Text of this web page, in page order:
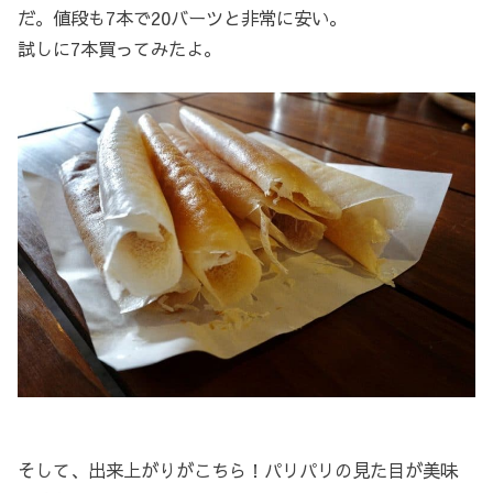
だ。値段も7本で20バーツと非常に安い。
試しに7本買ってみたよ。
そして、出来上がりがこちら！パリパリの見た目が美味